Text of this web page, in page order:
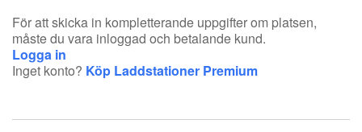
För att skicka in kompletterande uppgifter om platsen,
måste du vara inloggad och betalande kund.
Logga in
Inget konto? Köp Laddstationer Premium